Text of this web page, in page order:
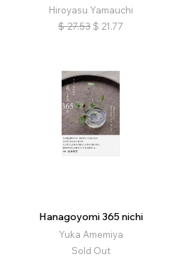
Hiroyasu Yamauchi
$ 27.53 $ 21.77
Hanagoyomi 365 nichi
Yuka Amemiya
Sold Out